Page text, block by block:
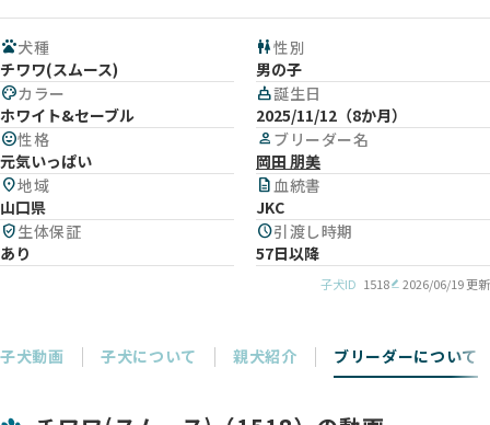
pets犬種
チワワ(スムース)
wc性別
男の子
paletteカラー
ホワイト&セーブル
cake誕生日
2025/11/12（8か月）
mood性格
元気いっぱい
person ブリーダー名
岡田 朋美
location_on地域
山口県
description血統書
JKC
verified_user生体保証
あり
schedule引渡し時期
57日以降
子犬ID 1518 2026/06/19 更新
子犬動画 子犬について 親犬紹介 ブリーダーについて